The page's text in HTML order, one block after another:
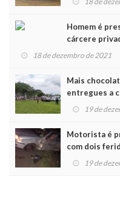
Homem é
cárcere
18 de dezembro de 2021
Mais
entregues a
19 de
Motorista é
com dois
19 de